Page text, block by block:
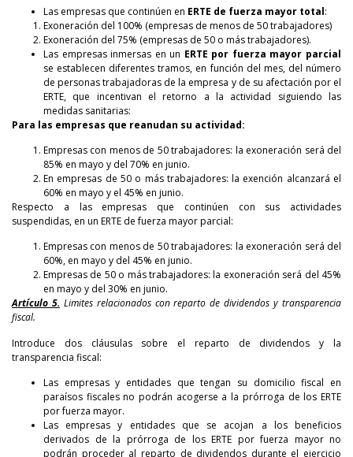
Las empresas que continúen en ERTE de fuerza mayor total:
Exoneración del 100% (empresas de menos de 50 trabajadores)
Exoneración del 75% (empresas de 50 o más trabajadores).
Las empresas inmersas en un ERTE por fuerza mayor parcial
se establecen diferentes tramos, en función del mes, del número
de personas trabajadoras de la empresa y de su afectación por el
ERTE, que incentivan el retorno a la actividad siguiendo las
medidas sanitarias:
Para las empresas que reanudan su actividad:
Empresas con menos de 50 trabajadores: la exoneración será del
85% en mayo y del 70% en junio.
En empresas de 50 o más trabajadores: la exención alcanzará el
60% en mayo y el 45% en junio.
Respecto a las empresas que continúen con sus actividades
suspendidas, en un ERTE de fuerza mayor parcial:
Empresas con menos de 50 trabajadores: la exoneración será del
60%, en mayo y del 45% en junio.
Empresas de 50 o más trabajadores: la exoneración será del 45%
en mayo y del 30% en junio.
Artículo 5. Limites relacionados con reparto de dividendos y transparencia
fiscal.
Introduce dos cláusulas sobre el reparto de dividendos y la
transparencia fiscal:
Las empresas y entidades que tengan su domicilio fiscal en
paraísos fiscales no podrán acogerse a la prórroga de los ERTE
por fuerza mayor.
Las empresas y entidades que se acojan a los beneficios
derivados de la prórroga de los ERTE por fuerza mayor no
podrán proceder al reparto de dividendos durante el ejercicio